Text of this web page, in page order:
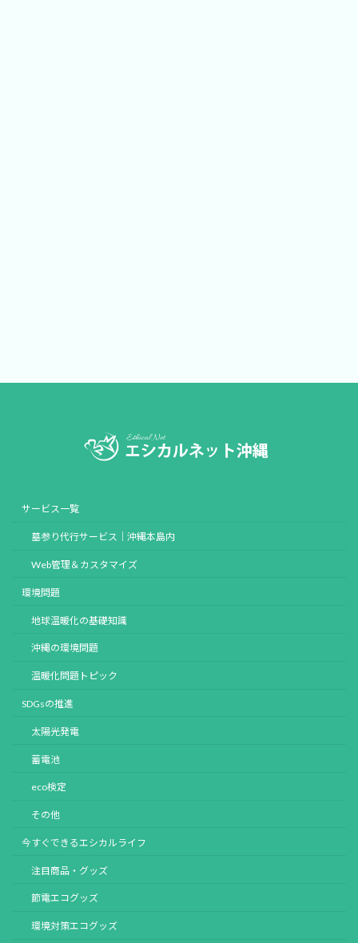
サービス一覧
墓参り代行サービス｜沖縄本島内
Web管理＆カスタマイズ
環境問題
地球温暖化の基礎知識
沖縄の環境問題
温暖化問題トピック
SDGsの推進
太陽光発電
蓄電池
eco検定
その他
今すぐできるエシカルライフ
注目商品・グッズ
節電エコグッズ
環境対策エコグッズ